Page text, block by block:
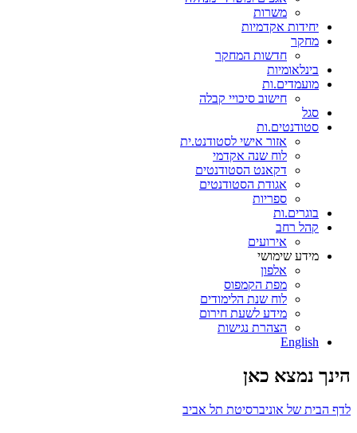
משרות
יחידות אקדמיות
מחקר
חדשות המחקר
בינלאומיות
מועמדים.ות
חישוב סיכויי קבלה
סגל
סטודנטים.ות
אזור אישי לסטודנט.ית
לוח שנה אקדמי
דקאנט הסטודנטים
אגודת הסטודנטים
ספריות
בוגרים.ות
קהל רחב
אירועים
מידע שימושי
אלפון
מפת הקמפוס
לוח שנת הלימודים
מידע לשעת חירום
הצהרת נגישות
English
הינך נמצא כאן
לדף הבית של אוניברסיטת תל אביב